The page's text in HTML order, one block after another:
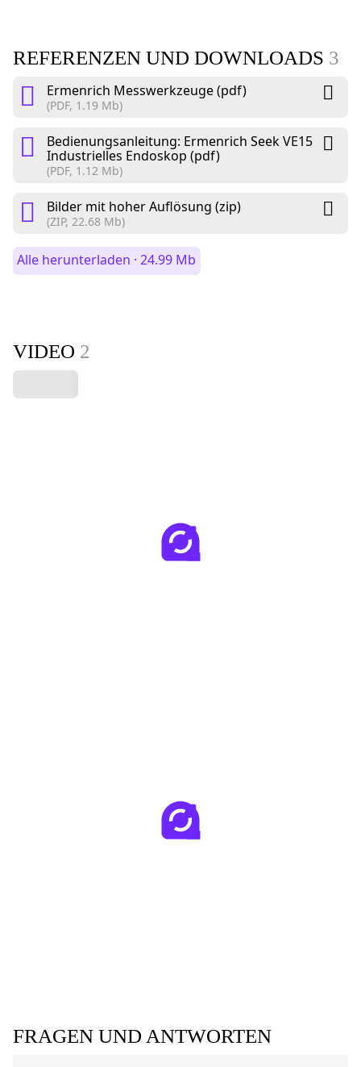
REFERENZEN UND DOWNLOADS 3
Ermenrich Messwerkzeuge (pdf)
(PDF, 1.19 Mb)
Bedienungsanleitung: Ermenrich Seek VE15
Industrielles Endoskop (pdf)
(PDF, 1.12 Mb)
Bilder mit hoher Auflösung (zip)
(ZIP, 22.68 Mb)
Alle herunterladen · 24.99 Mb
VIDEO 2
FRAGEN UND ANTWORTEN